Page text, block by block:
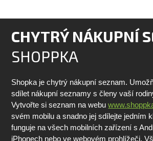
CHYTRÝ NÁKUPNÍ
SHOPPKA
Shopka je chytrý nákupní seznam.
sdílet nákupní seznamy s členy vaší
Vytvořte si seznam na webu
svém mobilu a snadno jej sdílejte jedním
funguje na všech mobilních zařízení s
iPhonech nebo ve webovém prohlížeči.